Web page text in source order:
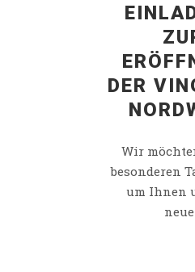
DER
Wir
besonderen
um Ihnen